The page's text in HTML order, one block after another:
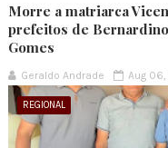
Morre a matriarca
prefeitos de
Gomes
Geraldo Andrade Aug
REGIONAL